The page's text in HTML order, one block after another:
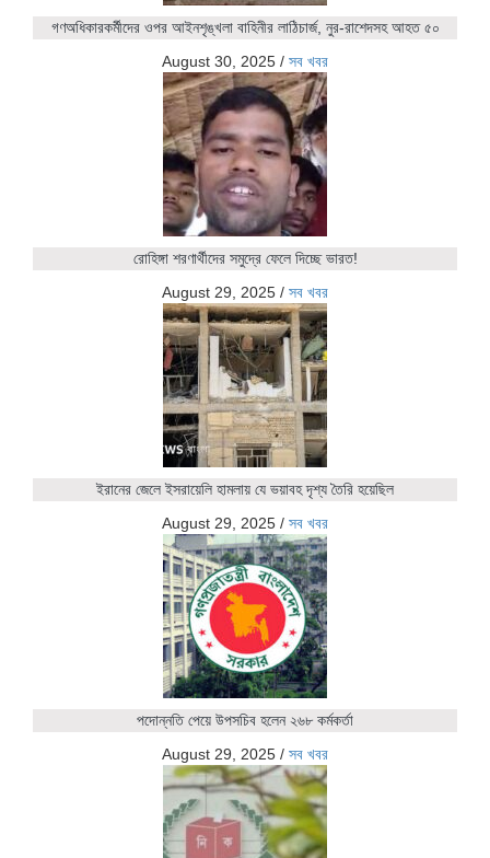
গণঅধিকারকর্মীদের ওপর আইনশৃঙ্খলা বাহিনীর লাঠিচার্জ, নুর-রাশেদসহ আহত ৫০
August 30, 2025 / সব খবর
রোহিঙ্গা শরণার্থীদের সমুদ্রে ফেলে দিচ্ছে ভারত!
August 29, 2025 / সব খবর
ইরানের জেলে ইসরায়েলি হামলায় যে ভয়াবহ দৃশ্য তৈরি হয়েছিল
August 29, 2025 / সব খবর
পদোন্নতি পেয়ে উপসচিব হলেন ২৬৮ কর্মকর্তা
August 29, 2025 / সব খবর